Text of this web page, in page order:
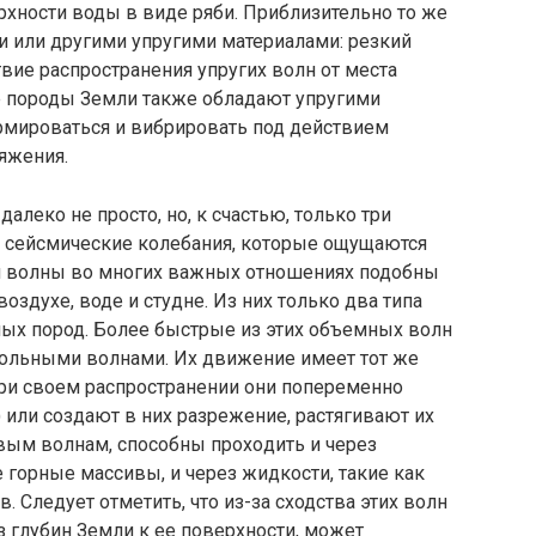
воды в виде ря­би. Приблизительно то же
или другими упругими материалами: резкий
распространения упругих волн от места
породы Земли так­же обладают упругими
и вибрировать под действием
не просто, но, к счастью, только три
сейсмические колебания, которые ощущаются
во многих важных отношениях подобны
воде и студне. Из них только два типа
пород. Более быстрые из этих объемных волн
волнами. Их движе­ние имеет тот же
своем распространении они попеременно
создают в них разрежение, растягивают их
волнам, способны прохо­дить и через
мас­сивы, и через жидкости, такие как
Следует отметить, что из-за сходства этих волн
Земли к ее поверхности, может